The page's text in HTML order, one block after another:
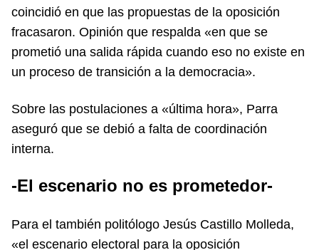
coincidió en que las propuestas de la oposición
fracasaron. Opinión que respalda «en que se
prometió una salida rápida cuando eso no existe en
un proceso de transición a la democracia».
Sobre las postulaciones a «última hora», Parra
aseguró que se debió a falta de coordinación
interna.
-El escenario no es prometedor-
Para el también politólogo Jesús Castillo Molleda,
«el escenario electoral para la oposición